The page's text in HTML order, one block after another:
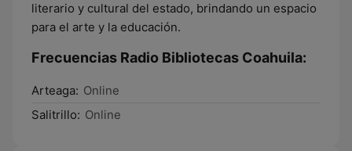
literario y cultural del estado, brindando un espacio
para el arte y la educación.
Frecuencias Radio Bibliotecas Coahuila:
Arteaga: Online
Salitrillo: Online